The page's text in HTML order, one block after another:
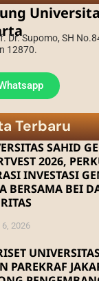
AKADEMIK
MBKM
Dr. Supomo, SH
12870.
Terbaru
SAHID
2026,
INVESTASI
BERSAMA BEI
2026
PAREKRAF